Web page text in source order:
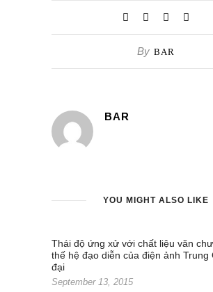
By BAR
BAR
YOU MIGHT ALSO LIKE
Thái độ ứng xử với chất liệu văn
thế hệ đạo diễn của điện ảnh Trung
đại
September 13, 2015